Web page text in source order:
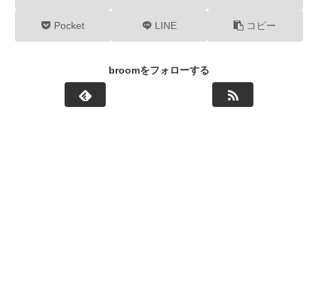
Pocket LINE コピー
broomをフォローする